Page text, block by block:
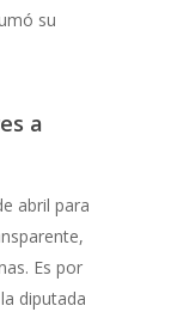
su
a
abril para
Es por
diputada